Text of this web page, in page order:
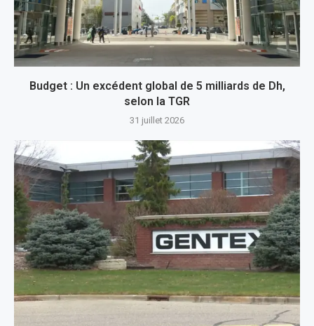
Budget : Un excédent global de 5 milliards de Dh,
selon la TGR
31 juillet 2026